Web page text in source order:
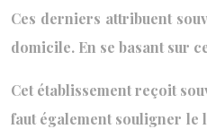
Ces derniers attribuent
domicile. En se basant sur
Cet établissement reçoit
faut également souligner le